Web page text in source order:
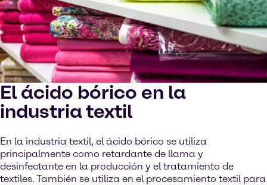
El ácido bórico en la
industria textil
En la industria textil, el ácido bórico se utiliza
principalmente como retardante de llama y
desinfectante en la producción y el tratamiento de
textiles. También se utiliza en el procesamiento textil para